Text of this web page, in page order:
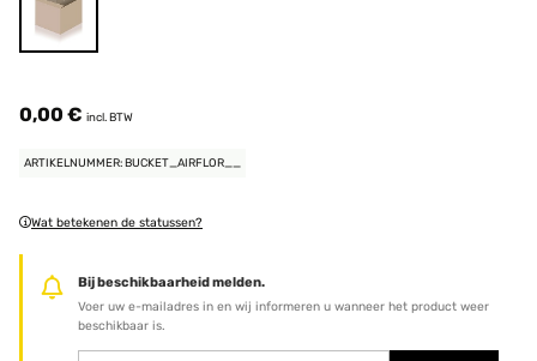
0,00 € incl. BTW
ARTIKELNUMMER: BUCKET_AIRFLOR__
Wat betekenen de statussen?
Bij beschikbaarheid melden.
Voer uw e-mailadres in en wij informeren u wanneer het product weer
beschikbaar is.